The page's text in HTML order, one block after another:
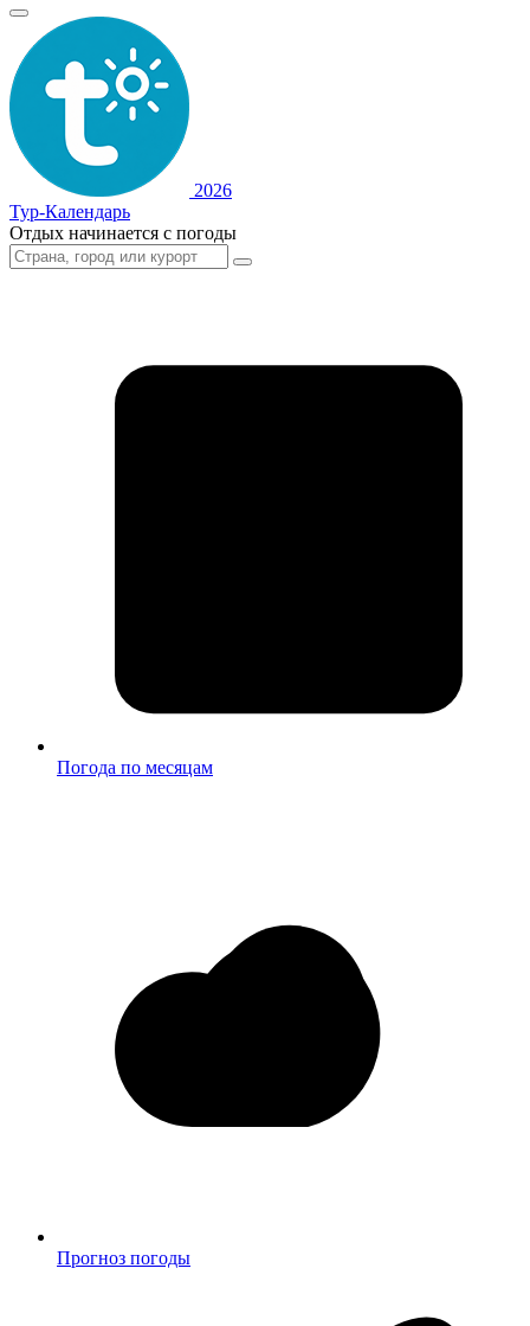
2026
Тур-Календарь
Отдых начинается с погоды
Погода по месяцам
Прогноз погоды